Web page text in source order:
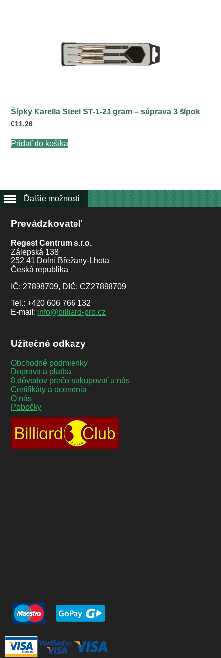
Šípky Karella Steel ST-1-21 gram – súprava 3 šípok
€11.26
Pridať do košíka
Ďalšie možnosti
Prevádzkovateľ
Regest Centrum s.r.o.
Zálepská 138
252 41 Dolní Břežany-Lhota
Česká republika
IČ: 27898709, DIČ: CZ27898709
Tel.: +420 606 766 132
E-mail: info@billiard-pro.cz
Užitečné odkazy
Obchodné podmienky
Doprava a platba
8 dôvodov prečo nakupovať u nás
Certifikáty a ocenenia
O nás
Pobočky